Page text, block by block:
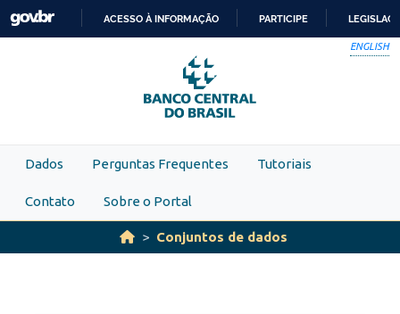
Skip to main content
PARA
O
CONTEÚDO
ACESSO À INFORMAÇÃO PARTICIPE
ENGLISH
Dados Perguntas Frequentes Tutoriais
Contato Sobre o Portal
Conjuntos de dados